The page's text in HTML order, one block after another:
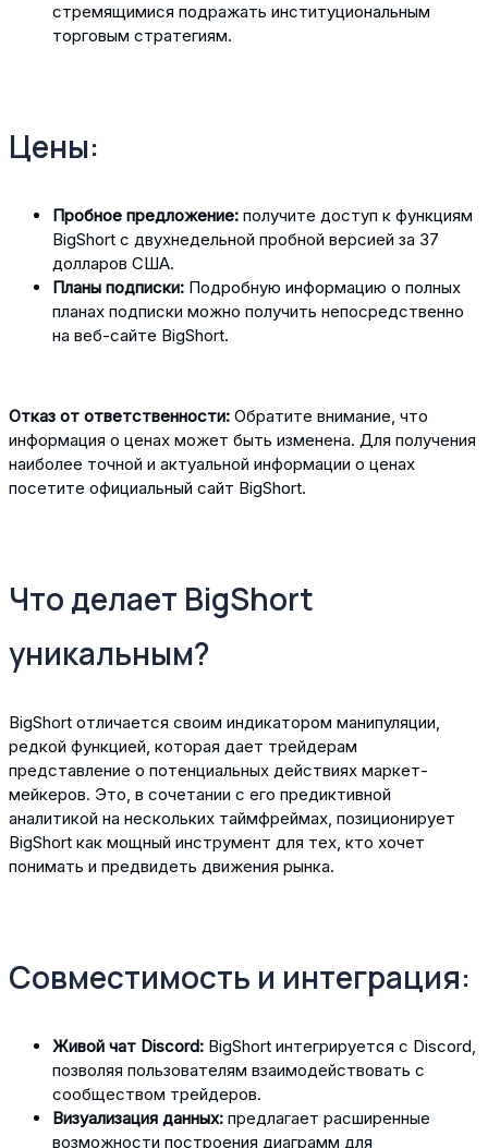
стремящимися подражать институциональным
торговым стратегиям.
Цены:
Пробное предложение: получите доступ к функциям
BigShort с двухнедельной пробной версией за 37
долларов США.
Планы подписки: Подробную информацию о полных
планах подписки можно получить непосредственно
на веб-сайте BigShort.
Отказ от ответственности: Обратите внимание, что
информация о ценах может быть изменена. Для получения
наиболее точной и актуальной информации о ценах
посетите официальный сайт BigShort.
Что делает BigShort
уникальным?
BigShort отличается своим индикатором манипуляции,
редкой функцией, которая дает трейдерам
представление о потенциальных действиях маркет-
мейкеров. Это, в сочетании с его предиктивной
аналитикой на нескольких таймфреймах, позиционирует
BigShort как мощный инструмент для тех, кто хочет
понимать и предвидеть движения рынка.
Совместимость и интеграция:
Живой чат Discord: BigShort интегрируется с Discord,
позволяя пользователям взаимодействовать с
сообществом трейдеров.
Визуализация данных: предлагает расширенные
возможности построения диаграмм для